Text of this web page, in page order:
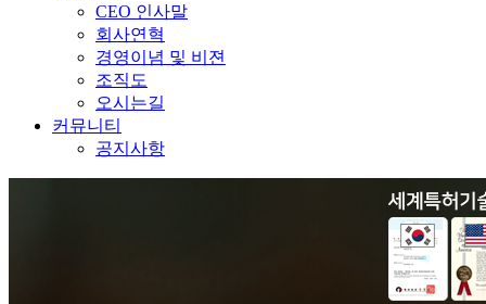
CEO 인사말
회사연혁
경영이념 및 비젼
조직도
오시는길
커뮤니티
공지사항